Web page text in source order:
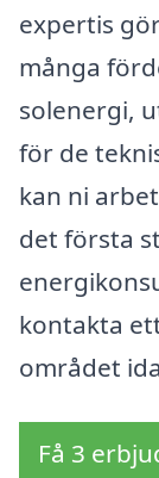
expertis
många
solenergi,
för de
kan ni
det första
kontakta
området
Få 3